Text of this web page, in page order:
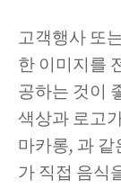
고객행사 또
한 이미지를
공하는 것이
색상과 로고
마카롱, 과
가 직접 음식